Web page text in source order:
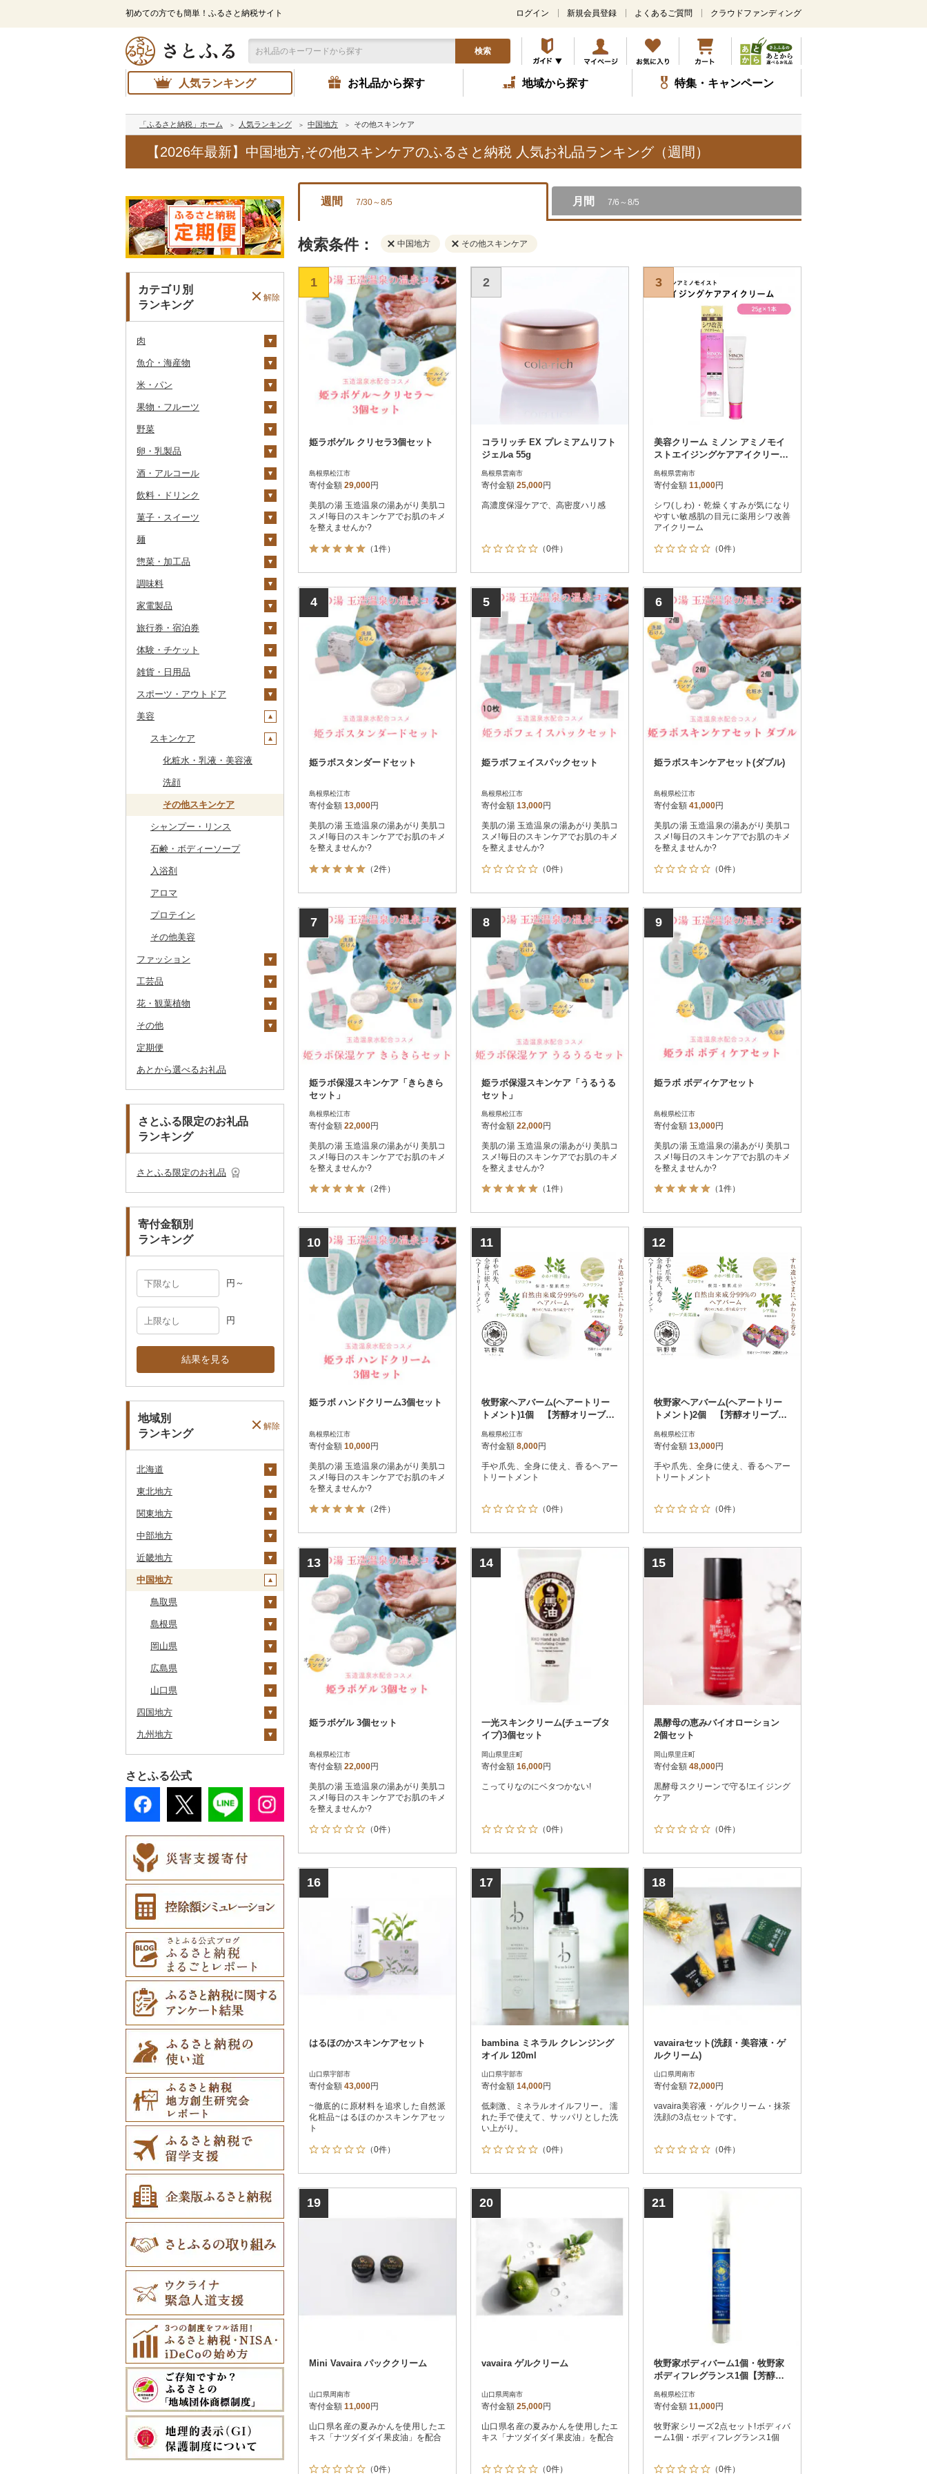
初めての方でも簡単！ふるさと納税サイト
メ
ン
コ
ン
テ
ツ
ッ
プ
ログイン 新規会員登録 よくあるご質問 クラウドファンディング
検索
人気ランキング お礼品から探す 地域から探す 特集・キャンペーン
「ふるさと納税」ホーム 人気ランキング 中国地方 その他スキンケア
【2026年最新】中国地方,その他スキンケアのふるさと納税 人気お礼品ランキング（週間）
カテゴリ別
ランキング
解除
肉
牛肉（精肉）
ステーキ
すき焼き
焼肉
牛タン
和牛
黒毛和牛
仙台牛
米沢牛
山形牛
常陸牛
上州牛
飛騨牛
近江牛
但馬牛
土佐あかうし
佐賀牛
長崎和牛
あか牛
宮崎牛
その他牛肉（精肉）
牛肉（加工品）
ハンバーグ
ローストビーフ
ビーフジャーキー
その他牛肉（加工品）
豚肉（精肉）
すき焼き
しゃぶしゃぶ
焼肉
アグー豚
豚肉（加工品）
ハンバーグ
もつ鍋
ハム
ソーセージ・ウインナ
鶏肉
鶏肉（精肉）
ハム・ソーセージ
唐揚げ
水炊き
地鶏
赤鶏さつま
その他鶏肉
鹿肉
馬肉
羊肉・ラム肉（ジンギス
魚介・海産物
カニ
ズワイガニ
毛ガニ
かにしゃぶ
その他カニ
エビ
ボタンエビ
伊勢海老
その他エビ
いくら
うに
明太子・たらこ
明太子
たらこ
その他魚卵
数の子
キャビア
その他魚卵
貝
鮑（アワビ）
牡蠣（カキ）
あさり
しじみ
サザエ
はまぐり
その他貝
鮮魚
鮭・サーモン
マグロ
イワシ
カツオ
金目鯛
クエ
サバ
さんま
鯛
のどぐろ
ふぐ
ブリ
ほっけ
その他鮮魚
イカ・タコ
イカ
タコ
海苔・海藻
海苔
わかめ
ひじき
その他海苔・海藻
干物
ししゃも
その他干物
その他魚介・加工品
しらす・ちりめん
かまぼこ・練り製品
米・パン
米
無洗米
玄米
金芽米
ゆめぴりか
コシヒカリ
はえぬき
さがびより
あきたこまち
ひとめぼれ
ミルキークィーン
ななつぼし
雑穀
餅
その他穀物加工品
パン
果物・フルーツ
ぶどう・マスカット
巨峰
ナガノパープル
ピオーネ
デラウェア
その他ぶどう・マスカ
いちご
りんご
もも
メロン
梨
和梨
洋梨・ラフランス
マンゴー
みかん・柑橘
みかん
レモン
不知火・デコポン
せとか
まどんな
ポンカン
その他柑橘
すいか
キウイ
柿（カキ）
ドライフルーツ
干し芋
その他ドライフルーツ
その他果物
びわ
ブルーベリー
パイナップル
栗
その他果物
野菜
いも
じゃがいも
さつまいも
その他いも
トマト
フルーツトマト
ミニトマト
玉ねぎ
ねぎ
根菜
人参
大根
自然薯
レンコン
にんにく・生姜
その他根菜
アスパラガス
豆
きのこ
しいたけ
松茸
その他きのこ
その他野菜
山菜
かぼちゃ
レタス
その他野菜
卵・乳製品
卵
チーズ
ヨーグルト
バター
その他乳製品
酒・アルコール
ビール・発泡酒
ビール
地ビール・クラフトビ
日本酒
純米吟醸
大吟醸
吟醸
その他日本酒
芋焼酎
麦焼酎
米焼酎
黒糖焼酎
その他焼酎
梅酒
泡盛
ワイン
白ワイン
赤ワイン
シャンパン・スパーク
ウイスキー
リキュール・洋酒
甘酒
ノンアルコール
その他酒
飲料・ドリンク
水・ミネラルウォーター
飲料
コーヒー豆
粉
ドリップ
茶
飲料
茶葉・ティーバッグ
静岡茶
足柄茶
知覧茶
八女茶
果汁飲料
りんごジュース
みかんジュース（オレ
紅茶
飲料
茶葉・ティーバッグ
その他飲料・ジュース
野菜ジュース
炭酸飲料
豆乳
菓子・スイーツ
クッキー
焼き菓子
プリン
ゼリー
チョコレート
カステラ
アイス・ジェラート
その他洋菓子
煎餅・おかき
羊羹
饅頭
大福
その他和菓子
麺
ラーメン
うどん
そば
パスタ
ひやむぎ
そうめん
その他麺
惣菜・加工品
惣菜
餃子
シュウマイ
コロッケ
その他惣菜
カレー・シチュー
カレー
シチュー
鍋
肉
魚
その他鍋
ピザ
レトルト
スープ
豆腐・納豆
豆腐
納豆
漬物
梅干
キムチ
その他漬物
缶詰・瓶詰
肉
魚
果物
ジャム
その他缶詰・瓶詰
乾物
燻製（スモーク）
おせち
その他加工品
調味料
砂糖
塩
醤油
味噌
酢
だし
食用油
えごま油
オリーブオイル
ごま油
その他食用油
はちみつ
ドレッシング
その他調味料
みりん
ケチャップ
こしょう
その他調味料
家電製品
季節・空調家電
キッチン家電
照明器具
パソコン・周辺機器
TV・オーディオ・カメラ
美容・健康家電
カー用品
時計
その他家電
旅行券・宿泊券
旅行券
JTBふるさと旅行クー
その他旅行券
宿泊券
体験・チケット
PayPay商品券
食事券
温泉・サウナ・スパ利用
釣り
ダイビング
券
ゴルフプレー券
GDOふるさとゴルフ
その他のゴルフプレー
券
花火大会チケット
カタログギフト
その他体験・チケット
雑貨・日用品
家具・インテリア
机・テーブル
椅子・チェア・ソファ
その他家具・インテリ
ア
寝具
布団
枕
毛布
タオルケット
その他寝具
タオル
泉州タオル
その他タオル
文房具・印鑑
ボールペン
ノート・ファイル
印鑑
その他文房具
食器
グラス・カップ
タンブラー
箸
スプーン・フォーク・
キッチン用品
包丁
フライパン
鍋
まな板
土鍋
その他キッチン用品
日用品
洗剤
トイレットペーパー
ティッシュ
その他日用品
楽器・器材
本・CD・DVD
おもちゃ・ぬいぐるみ
ご当地キャラクター
ベビー用品
ペット用品
防災グッズ
その他雑貨
スポーツ・アウトドア
ゴルフ
ゴルフボール
ゴルフクラブ
ゴルフウェア
その他ゴルフ
釣り
サイクリング
アウトドア・キャンプ
その他スポーツ
ウェア・ユニフォーム
その他スポーツ
美容
スキンケア
化粧水・乳液・美容液
洗顔
その他スキンケア
シャンプー・リンス
石鹸・ボディーソープ
入浴剤
アロマ
プロテイン
その他美容
ファッション
鞄・バッグ
トートバッグ・ショル
ツケース
その他鞄・バッグ
洋服
女性・レディース
子供・ベビー
その他洋服
和服
靴・履物
靴・シューズ
スリッパ・下駄・草履
その他靴・履物
アクセサリー
ペンダント・ネックレ
ス
ピアス・イヤリング
その他アクセサリー
その他服飾小物
ショール・ストール
マフラー・手袋
工芸品
織物
本場奄美大島紬
陶器・漆器
唐津焼
備前焼
美濃焼
村上木彫堆朱
その他装飾品・工芸品
数珠
工芸品
播州そろばん
美濃和紙
花・観葉植物
観葉植物・苗木
花
胡蝶蘭
造花・プリザーブドフ
ラワー
その他花
盆栽・その他
その他
地域サービス
その他
定期便
あとから選べるお礼品
さとふる限定のお礼品
ランキング
さとふる限定のお礼品
寄付金額別
ランキング
円～
円
結果を見る
地域別
ランキング
解除
北海道
安平町
八雲町
鹿部町
江差町
白老町
せたな町
旭川市
森町
稚内市
標津町
清里町
北斗市
留萌市
白糠町
釧路町
名寄市
美唄市
厚岸町
上富良野町
和寒町
紋別市
乙部町
根室市
三笠市
東川町
厚真町
奥尻町
網走市
広尾町
中札内村
滝川市
比布町
鶴居村
釧路市
苫前町
当別町
占冠村
上士幌町
平取町
七飯町
北見市
登別市
訓子府町
東北地方
青森県
十和田市
大鰐町
南部町
五戸町
藤崎町
六ヶ所村
東北町
三戸町
東通村
黒石市
おいらせ町
鶴田町
階上町
深浦町
田子町
横浜町
野辺地町
佐井村
六戸町
五所川原市
平川市
蓬田村
中泊町
外ヶ浜町
つがる市
鰺ヶ沢町
むつ市
田舎館村
青森県（県庁）
三沢市
西目屋村
岩手県
宮古市
軽米町
岩手町
矢巾町
釜石市
野田村
普代村
一戸町
陸前高田市
紫波町
滝沢市
住田町
葛巻町
岩泉町
盛岡市
遠野市
奥州市
雫石町
岩手県（県庁）
一関市
久慈市
西和賀町
北上市
平泉町
大船渡市
山田町
大槌町
宮城県
柴田町
色麻町
丸森町
大衡村
加美町
利府町
白石市
登米市
山元町
名取市
川崎町
村田町
富谷市
七ヶ宿町
大崎市
塩竈市
石巻市
多賀城市
宮城県（県庁）
亘理町
蔵王町
女川町
気仙沼市
松島町
大和町
大郷町
南三陸町
仙台市
大河原町
角田市
涌谷町
東松島市
秋田県
大潟村
横手市
能代市
小坂町
仙北市
井川町
潟上市
三種町
藤里町
湯沢市
大館市
にかほ市
秋田県（県庁）
秋田市
男鹿市
美郷町
東成瀬村
五城目町
北秋田市
八峰町
鹿角市
大仙市
山形県
村山市
尾花沢市
上山市
河北町
酒田市
新庄市
長井市
小国町
南陽市
中山町
大石田町
鶴岡市
山形県（県庁）
金山町
東根市
飯豊町
鮭川村
大蔵村
山辺町
戸沢村
舟形町
真室川町
寒河江市
西川町
高畠町
山形市
三川町
大江町
米沢市
福島県
天栄村
広野町
鏡石町
須賀川市
小野町
棚倉町
古殿町
昭和村
下郷町
二本松市
川俣町
郡山市
西会津町
玉川村
いわき市
南会津町
田村市
磐梯町
三春町
本宮市
鮫川村
福島市
新地町
葛尾村
三島町
桑折町
矢吹町
国見町
檜枝岐村
喜多方市
南相馬市
会津若松市
大熊町
浅川町
相馬市
関東地方
茨城県
土浦市
取手市
つくば市
稲敷市
潮来市
五霞町
北茨城市
境町
かすみがうら市
牛久市
常陸太田市
つくばみらい市
下妻市
神栖市
東海村
美浦村
大洗町
河内町
ひたちなか市
龍ケ崎市
守谷市
常陸大宮市
笠間市
行方市
城里町
水戸市
鉾田市
桜川市
石岡市
茨城県（県庁）
坂東市
小美玉市
日立市
大子町
鹿嶋市
阿見町
那珂市
筑西市
八千代町
栃木県
那須塩原市
市貝町
塩谷町
上三川町
佐野市
真岡市
高根沢町
大田原市
栃木市
日光市
小山市
宇都宮市
那珂川町
那須烏山市
矢板市
さくら市
足利市
那須町
鹿沼市
下野市
益子町
芳賀町
野木町
群馬県
榛東村
下仁田町
玉村町
安中市
川場村
昭和村
甘楽町
明和町
沼田市
桐生市
吉岡町
高山村
千代田町
みなかみ町
片品村
富岡市
館林市
伊勢崎市
東吾妻町
前橋市
藤岡市
邑楽町
嬬恋村
草津町
高崎市
群馬県（県庁）
大泉町
長野原町
中之条町
埼玉県
春日部市
蕨市
戸田市
毛呂山町
久喜市
ふじみ野市
川島町
上里町
川口市
飯能市
羽生市
坂戸市
鳩山町
埼玉県（県庁）
神川町
東秩父村
横瀬町
三芳町
幸手市
日高市
蓮田市
宮代町
吉見町
東松山市
入間市
志木市
北本市
桶川市
加須市
三郷市
八潮市
越生町
さいたま市
鴻巣市
嵐山町
越谷市
千葉県
勝浦市
袖ケ浦市
我孫子市
長柄町
芝山町
八千代市
横芝光町
多古町
白子町
香取市
銚子市
君津市
旭市
南房総市
八街市
東金市
九十九里町
いすみ市
東庄町
館山市
一宮町
佐倉市
木更津市
茂原市
野田市
山武市
鴨川市
印西市
神崎町
船橋市
千葉市
白井市
成田市
富津市
浦安市
東京都
八王子市
日野市
昭島市
武蔵村山市
葛飾区
小金井市
墨田区
東久留米市
瑞穂町
府中市
国分寺市
東村山市
中央区
あきる野市
中野区
荒川区
北区
多摩市
稲城市
日の出町
板橋区
渋谷区
千代田区
新宿区
江東区
青梅市
国立市
品川区
福生市
小平市
文京区
大田区
豊島区
西東京市
神奈川県
南足柄市
松田町
大井町
中井町
愛川町
山北町
真鶴町
開成町
神奈川県（県庁）
鎌倉市
大和市
伊勢原市
小田原市
湯河原町
秦野市
綾瀬市
横須賀市
三浦市
箱根町
横浜市
茅ヶ崎市
川崎市
厚木市
海老名市
相模原市
座間市
二宮町
中部地方
新潟県
十日町市
弥彦村
阿賀町
出雲崎町
魚沼市
佐渡市
燕市
南魚沼市
関川村
新発田市
加茂市
小千谷市
五泉市
見附市
糸魚川市
胎内市
上越市
阿賀野市
津南町
新潟県（県庁）
柏崎市
村上市
妙高市
刈羽村
湯沢町
新潟市
富山県
射水市
氷見市
朝日町
高岡市
魚津市
砺波市
入善町
黒部市
立山町
富山県（県庁）
小矢部市
富山市
石川県
羽咋市
七尾市
白山市
穴水町
輪島市
中能登町
石川県（県庁）
野々市市
能登町
能美市
宝達志水町
内灘町
かほく市
小松市
志賀町
加賀市
福井県
美浜町
小浜市
越前町
若狭町
鯖江市
高浜町
勝山市
福井県（県庁）
越前市
あわら市
大野市
敦賀市
おおい町
永平寺町
山梨県
富士吉田市
甲斐市
山梨市
富士川町
大月市
富士河口湖町
韮崎市
南アルプス市
都留市
道志村
忍野村
笛吹市
中央市
北杜市
鳴沢村
西桂町
身延町
早川町
南部町
甲府市
甲州市
丹波山村
長野県
高森町
御代田町
飯田市
青木村
南箕輪村
長野県（県庁）
上松町
南木曽町
長野市
根羽村
池田町
須坂市
川上村
信濃町
南牧村
伊那市
立科町
東御市
豊丘村
売木村
小諸市
木曽町
箕輪町
駒ヶ根市
王滝村
千曲市
辰野町
茅野市
喬木村
阿智村
小川村
宮田村
飯綱町
岐阜県
養老町
八百津町
池田町
関市
瑞穂市
飛騨市
大野町
羽島市
本巣市
川辺町
大垣市
輪之内町
神戸町
瑞浪市
中津川市
高山市
郡上市
御嵩町
海津市
関ケ原町
七宗町
笠松町
東白川村
土岐市
岐阜県（県庁）
下呂市
多治見市
垂井町
恵那市
白川町
各務原市
美濃市
静岡県
下田市
静岡市
吉田町
函南町
藤枝市
浜松市
島田市
沼津市
伊豆市
裾野市
焼津市
富士宮市
河津町
袋井市
熱海市
掛川市
小山町
森町
川根本町
富士市
御前崎市
東伊豆町
西伊豆町
清水町
南伊豆町
松崎町
湖西市
磐田市
三島市
静岡県（県庁）
牧之原市
愛知県
清須市
田原市
安城市
北名古屋市
豊山町
江南市
みよし市
西尾市
武豊町
幸田町
碧南市
岡崎市
愛知県（県庁）
蒲郡市
東郷町
弥富市
東海市
新城市
春日井市
瀬戸市
大府市
半田市
あま市
岩倉市
小牧市
愛西市
長久手市
豊川市
尾張旭市
稲沢市
近畿地方
三重県
鈴鹿市
伊賀市
木曽岬町
多気町
松阪市
桑名市
志摩市
明和町
鳥羽市
いなべ市
紀北町
南伊勢町
菰野町
紀宝町
伊勢市
四日市市
大台町
尾鷲市
三重県（県庁）
津市
名張市
東員町
滋賀県
長浜市
高島市
草津市
近江八幡市
竜王町
甲賀市
湖南市
大津市
彦根市
栗東市
滋賀県（県庁）
豊郷町
多賀町
京都府
宮津市
伊根町
与謝野町
福知山市
亀岡市
城陽市
久御山町
京丹後市
井手町
宇治田原町
綾部市
笠置町
南丹市
宇治市
京丹波町
京都府（府庁）
大山崎町
精華町
南山城村
京都市
和束町
八幡市
京田辺市
向日市
大阪府
茨木市
豊能町
枚方市
河内長野市
泉佐野市
交野市
藤井寺市
能勢町
貝塚市
泉南市
忠岡町
四條畷市
寝屋川市
泉大津市
池田市
守口市
富田林市
松原市
柏原市
大阪府（府庁）
吹田市
河南町
和泉市
高槻市
豊中市
箕面市
太子町
岬町
千早赤阪村
東大阪市
摂津市
島本町
高石市
田尻町
兵庫県
上郡町
神河町
小野市
太子町
西宮市
佐用町
多可町
市川町
新温泉町
福崎町
西脇市
宍粟市
丹波市
豊岡市
加東市
稲美町
養父市
南あわじ市
猪名川町
尼崎市
加西市
宝塚市
淡路市
丹波篠山市
香美町
芦屋市
神戸市
川西市
三田市
赤穂市
相生市
姫路市
伊丹市
奈良県
曽爾村
河合町
宇陀市
田原本町
山添村
大淀町
王寺町
高取町
広陵町
天理市
三郷町
下北山村
大和高田市
川西町
川上村
斑鳩町
平群町
御所市
上牧町
明日香村
吉野町
奈良市
大和郡山市
野迫川村
葛城市
三宅町
生駒市
東吉野村
五條市
香芝市
桜井市
橿原市
和歌山県
湯浅町
有田市
橋本市
広川町
和歌山市
那智勝浦町
御坊市
高野町
九度山町
紀美野町
古座川町
新宮市
太地町
日高川町
紀の川市
上富田町
由良町
すさみ町
日高町
有田川町
印南町
和歌山県（県庁）
みなべ町
かつらぎ町
田辺市
北山村
串本町
中国地方
鳥取県
鳥取県（県庁）
米子市
大山町
琴浦町
日野町
鳥取市
北栄町
境港市
智頭町
江府町
若桜町
岩美町
倉吉市
日南町
伯耆町
日吉津村
島根県
雲南市
海士町
津和野町
飯南町
安来市
知夫村
隠岐の島町
吉賀町
出雲市
西ノ島町
大田市
松江市
江津市
島根県（県庁）
岡山県
津山市
西粟倉村
久米南町
真庭市
新見市
美咲町
浅口市
美作市
早島町
里庄町
玉野市
赤磐市
瀬戸内市
和気町
井原市
備前市
総社市
新庄村
高梁市
倉敷市
矢掛町
鏡野町
広島県
安芸太田町
世羅町
大竹市
廿日市市
北広島町
福山市
広島市
府中市
東広島市
竹原市
熊野町
呉市
海田町
三次市
府中町
三原市
安芸高田市
山口県
柳井市
平生町
山口県（県庁）
長門市
田布施町
防府市
山陽小野田市
周南市
宇部市
美祢市
下関市
和木町
四国地方
徳島県
阿波市
牟岐町
那賀町
三好市
藍住町
東みよし町
徳島県（県庁）
阿南市
上板町
海陽町
徳島市
勝浦町
美馬市
美波町
上勝町
小松島市
松茂町
佐那河内村
北島町
吉野川市
香川県
高松市
直島町
さぬき市
三豊市
宇多津町
小豆島町
香川県（県庁）
土庄町
三木町
まんのう町
琴平町
東かがわ市
善通寺市
坂出市
丸亀市
愛媛県
今治市
鬼北町
八幡浜市
上島町
松前町
愛南町
新居浜市
伊予市
松山市
西条市
東温市
宇和島市
内子町
愛媛県（県庁）
四国中央市
高知県
香美市
芸西村
日高村
室戸市
黒潮町
四万十市
奈半利町
土佐市
津野町
高知県（県庁）
四万十町
大川村
土佐町
安田町
南国市
仁淀川町
大月町
三原村
香南市
大豊町
田野町
高知市
東洋町
越知町
安芸市
本山町
土佐清水市
九州地方
福岡県
那珂川市
添田町
大刀洗町
苅田町
春日市
上毛町
中間市
太宰府市
赤村
須恵町
香春町
飯塚市
志免町
筑紫野市
東峰村
古賀市
久山町
大野城市
宗像市
水巻町
岡垣町
豊前市
嘉麻市
筑後市
大木町
直方市
遠賀町
大任町
北九州市
佐賀県
嬉野市
佐賀県（県庁）
江北町
多久市
伊万里市
神埼市
有田町
基山町
上峰町
吉野ヶ里町
鹿島市
小城市
佐賀市
大町町
玄海町
白石町
太良町
長崎県
松浦市
諫早市
長与町
対馬市
長崎県（県庁）
佐世保市
南島原市
波佐見町
長崎市
川棚町
島原市
五島市
雲仙市
壱岐市
大村市
佐々町
平戸市
熊本県
湯前町
菊池市
山江村
宇城市
西原村
水上村
高森町
大津町
和水町
長洲町
天草市
多良木町
五木村
あさぎり町
南関町
津奈木町
小国町
人吉市
宇土市
荒尾市
産山村
益城町
御船町
山都町
阿蘇市
合志市
大分県
九重町
竹田市
別府市
中津市
豊後大野市
杵築市
日出町
津久見市
豊後高田市
宇佐市
佐伯市
臼杵市
国東市
日田市
姫島村
玖珠町
大分県（県庁）
宮崎県
宮崎市
木城町
川南町
三股町
都城市
椎葉村
日向市
日之影町
新富町
綾町
門川町
宮崎県（県庁）
国富町
高千穂町
西都市
西米良村
延岡市
串間市
五ヶ瀬町
高原町
小林市
高鍋町
美郷町
諸塚村
都農町
指宿市
龍郷町
中種子町
出水市
いちき串木野市
徳之島町
湧水町
垂水市
南さつま市
屋久島町
奄美市
和泊町
長島町
薩摩川内市
大崎町
曽於市
鹿屋市
宇検村
天城町
南種子町
知名町
与論町
錦江町
霧島市
鹿児島県（県庁）
沖縄県
うるま市
嘉手納町
北谷町
宮古島市
八重瀬町
座間味村
糸満市
北中城村
久米島町
南城市
北大東村
大宜味村
浦添市
本部町
今帰仁村
与那原町
豊見城市
東村
読谷村
恩納村
伊平屋村
西原町
金武町
宜野座村
さとふる公式
週間 7/30～8/5 月間 7/6～8/5
検索条件： 中国地方 その他スキンケア
1
姫ラボゲル クリセラ3個セット
島根県松江市
寄付金額 29,000円
美肌の湯 玉造温泉の湯あがり美肌コ
スメ!毎日のスキンケアでお肌のキメ
を整えませんか?
（1件）
2
コラリッチ EX プレミアムリフト
ジェルa 55g
島根県雲南市
寄付金額 25,000円
高濃度保湿ケアで、高密度ハリ感
（0件）
3
美容クリーム ミノン アミノモイ
ストエイジングケアアイクリーム
25g×1本(雲南市)
島根県雲南市
寄付金額 11,000円
シワ(しわ)・乾燥くすみが気になり
やすい敏感肌の目元に薬用シワ改善
アイクリーム
（0件）
4
姫ラボスタンダードセット
島根県松江市
寄付金額 13,000円
美肌の湯 玉造温泉の湯あがり美肌コ
スメ!毎日のスキンケアでお肌のキメ
を整えませんか?
（2件）
5
姫ラボフェイスパックセット
島根県松江市
寄付金額 13,000円
美肌の湯 玉造温泉の湯あがり美肌コ
スメ!毎日のスキンケアでお肌のキメ
を整えませんか?
（0件）
6
姫ラボスキンケアセット(ダブル)
島根県松江市
寄付金額 41,000円
美肌の湯 玉造温泉の湯あがり美肌コ
スメ!毎日のスキンケアでお肌のキメ
を整えませんか?
（0件）
7
姫ラボ保湿スキンケア「きらきら
セット」
島根県松江市
寄付金額 22,000円
美肌の湯 玉造温泉の湯あがり美肌コ
スメ!毎日のスキンケアでお肌のキメ
を整えませんか?
（2件）
8
姫ラボ保湿スキンケア「うるうる
セット」
島根県松江市
寄付金額 22,000円
美肌の湯 玉造温泉の湯あがり美肌コ
スメ!毎日のスキンケアでお肌のキメ
を整えませんか?
（1件）
9
姫ラボ ボディケアセット
島根県松江市
寄付金額 13,000円
美肌の湯 玉造温泉の湯あがり美肌コ
スメ!毎日のスキンケアでお肌のキメ
を整えませんか?
（1件）
10
姫ラボ ハンドクリーム3個セット
島根県松江市
寄付金額 10,000円
美肌の湯 玉造温泉の湯あがり美肌コ
スメ!毎日のスキンケアでお肌のキメ
を整えませんか?
（2件）
11
牧野家ヘアバーム(ヘアートリー
トメント)1個 【芳醇オリーブの
島根県松江市
寄付金額 8,000円
手や爪先、全身に使え、香るヘアー
トリートメント
（0件）
12
牧野家ヘアバーム(ヘアートリー
トメント)2個 【芳醇オリーブの
島根県松江市
寄付金額 13,000円
手や爪先、全身に使え、香るヘアー
トリートメント
（0件）
13
姫ラボゲル 3個セット
島根県松江市
寄付金額 22,000円
美肌の湯 玉造温泉の湯あがり美肌コ
スメ!毎日のスキンケアでお肌のキメ
を整えませんか?
（0件）
14
一光スキンクリーム(チューブタ
イプ)3個セット
岡山県里庄町
寄付金額 16,000円
こってりなのにベタつかない!
（0件）
15
黒酵母の恵みバイオローション
2個セット
岡山県里庄町
寄付金額 48,000円
黒酵母スクリーンで守る!エイジング
ケア
（0件）
16
はるほのかスキンケアセット
山口県宇部市
寄付金額 43,000円
~徹底的に原材料を追求した自然派
化粧品~はるほのかスキンケアセッ
ト
（0件）
17
bambina ミネラル クレンジング
オイル 120ml
山口県宇部市
寄付金額 14,000円
低刺激、ミネラルオイルフリー。 濡
れた手で使えて、サッパリとした洗
い上がり。
（0件）
18
vavairaセット(洗顔・美容液・ゲ
ルクリーム)
山口県周南市
寄付金額 72,000円
vavaira美容液・ゲルクリーム・抹茶
洗顔の3点セットです。
（0件）
19
Mini Vavaira パッククリーム
山口県周南市
寄付金額 11,000円
山口県名産の夏みかんを使用したエ
キス「ナツダイダイ果皮油」を配合
（0件）
20
vavaira ゲルクリーム
山口県周南市
寄付金額 25,000円
山口県名産の夏みかんを使用したエ
キス「ナツダイダイ果皮油」を配合
（0件）
21
牧野家ボディバーム1個・牧野家
ボディフレグランス1個【芳醇オ
島根県松江市
寄付金額 11,000円
牧野家シリーズ2点セット!ボディバ
ーム1個・ボディフレグランス1個
（0件）